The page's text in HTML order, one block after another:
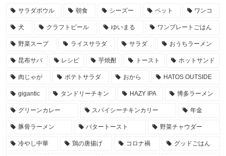
サラダボウル 朝食 シーズー ペット ワンコ
犬 クラフトビール ゆいまる ワンプレートごはん
野菜スープ ライスサラダ サラダ おうちラーメン
昆布サバ レシピ 芋焼酎 トースト ホットサンド
肉じゃが ポテトサラダ おから HATOS OUTSIDE
gigantic タンドリーチキン HAZY IPA 博多ラーメン
グリーンカレー スパイシーチキンカリー 年金
豚骨ラーメン バタートースト 野菜チャウダー
冷やし中華 鶏の唐揚げ コロナ禍 グッドごはん